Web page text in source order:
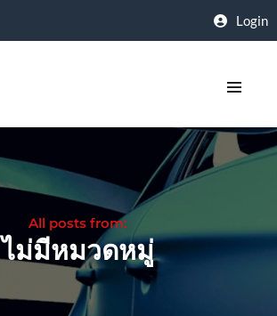
Login
All posts from:
ไม่มีหมวดหมู่